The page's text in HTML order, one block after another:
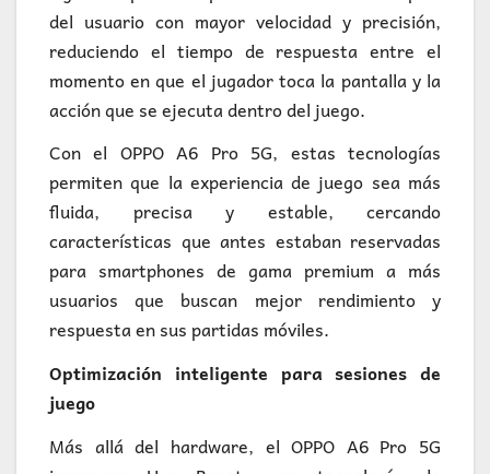
del usuario con mayor velocidad y precisión,
reduciendo el tiempo de respuesta entre el
momento en que el jugador toca la pantalla y la
acción que se ejecuta dentro del juego.
Con el OPPO A6 Pro 5G, estas tecnologías
permiten que la experiencia de juego sea más
fluida, precisa y estable, cercando
características que antes estaban reservadas
para smartphones de gama premium a más
usuarios que buscan mejor rendimiento y
respuesta en sus partidas móviles.
Optimización inteligente para sesiones de
juego
Más allá del hardware, el OPPO A6 Pro 5G